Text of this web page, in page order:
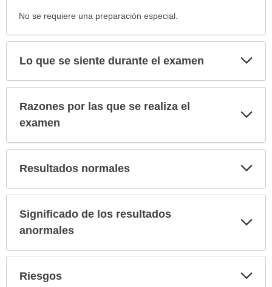
Preparación
el
sido
No se requiere una preparación especial.
Lo que se siente durante el examen
Razones por las que se realiza el
examen
Resultados normales
Significado de los resultados
anormales
Riesgos